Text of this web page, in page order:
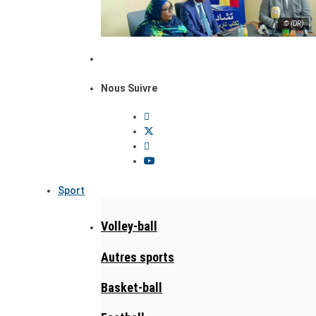
© (DR)
Nous Suivre
Sport
Volley-ball
Autres sports
Basket-ball